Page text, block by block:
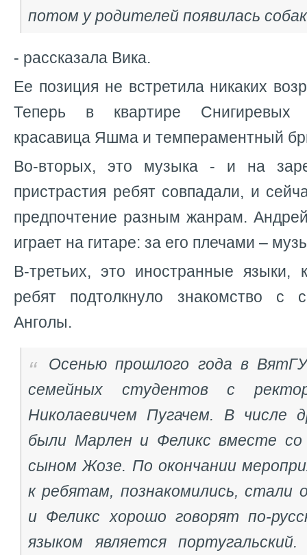
потом у родителей появилась
- рассказала Вика.
Ее позиция не встретила никаких
Теперь в квартире Снигиревых
красавица Яшма и темпераментный
Во-вторых, это музыка - и на
пристрастия ребят совпадали, и
предпочтение разным жанрам.
играет на гитаре: за его плечами –
В-третьих, это иностранные языки,
ребят подтолкнуло знакомство с
Анголы.
Осенью прошлого года в
семейных студентов с
Николаевичем Пугачем. В числе
были Марлен и Феликс вместе со
сыном Жозе. По окончании
к ребятам, познакомились, стали
и Феликс хорошо говорят по-
языком является